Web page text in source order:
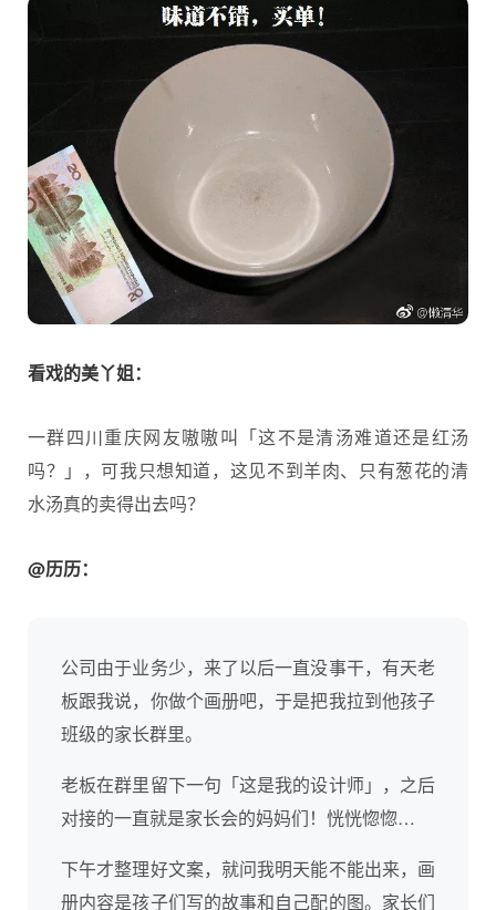
看戏的美丫姐：
一群四川重庆网友嗷嗷叫「这不是清汤难道还是红汤
吗？」，可我只想知道，这见不到羊肉、只有葱花的清
水汤真的卖得出去吗？
@历历：
公司由于业务少，来了以后一直没事干，有天老
板跟我说，你做个画册吧，于是把我拉到他孩子
班级的家长群里。
老板在群里留下一句「这是我的设计师」，之后
对接的一直就是家长会的妈妈们！恍恍惚惚…
下午才整理好文案，就问我明天能不能出来，画
册内容是孩子们写的故事和自己配的图。家长们